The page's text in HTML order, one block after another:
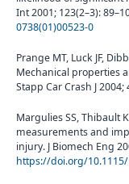
Int 2001; 123(2–3):
0738(01)00523-0
Prange MT, Luck JF,
Mechanical properties
Stapp Car Crash J 2004;
Margulies SS, Thibault
measurements and
injury. J Biomech Eng
https://doi.org/10.1115/